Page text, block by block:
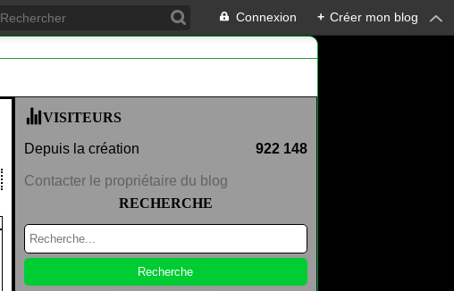
Connexion + Créer mon blog
VISITEURS
Depuis la création 922 148
Contacter le propriétaire du blog
RECHERCHE